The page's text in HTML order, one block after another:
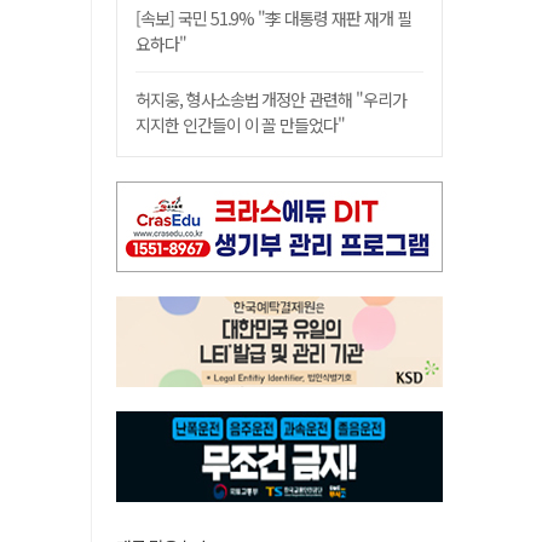
[속보] 국민 51.9% "李 대통령 재판 재개 필
요하다"
허지웅, 형사소송법 개정안 관련해 "우리가
지지한 인간들이 이 꼴 만들었다"